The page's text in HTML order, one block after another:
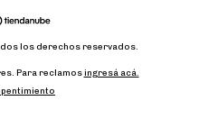
los derechos reservados.
Para reclamos ingresá acá.